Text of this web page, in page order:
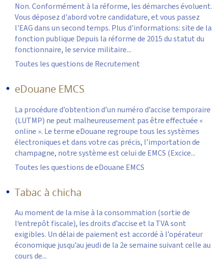
Non. Conformément à la réforme, les démarches évoluent.
Vous déposez d'abord votre candidature, et vous passez
l'EAG dans un second temps. Plus d'informations: site de la
fonction publique Depuis la réforme de 2015 du statut du
fonctionnaire, le service militaire...
Toutes les questions de Recrutement
eDouane EMCS
La procédure d’obtention d’un numéro d’accise temporaire
(LUTMP) ne peut malheureusement pas être effectuée «
online ». Le terme eDouane regroupe tous les systèmes
électroniques et dans votre cas précis, l’importation de
champagne, notre système est celui de EMCS (Excice...
Toutes les questions de eDouane EMCS
Tabac à chicha
Au moment de la mise à la consommation (sortie de
l‘entrepôt fiscale), les droits d’accise et la TVA sont
exigibles. Un délai de paiement est accordé à l’opérateur
économique jusqu’au jeudi de la 2e semaine suivant celle au
cours de...